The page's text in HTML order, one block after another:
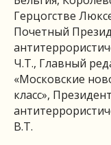
Герцогстве
Почетный
Ч.Т., Главный
«Московские
класс»,
В.Т.